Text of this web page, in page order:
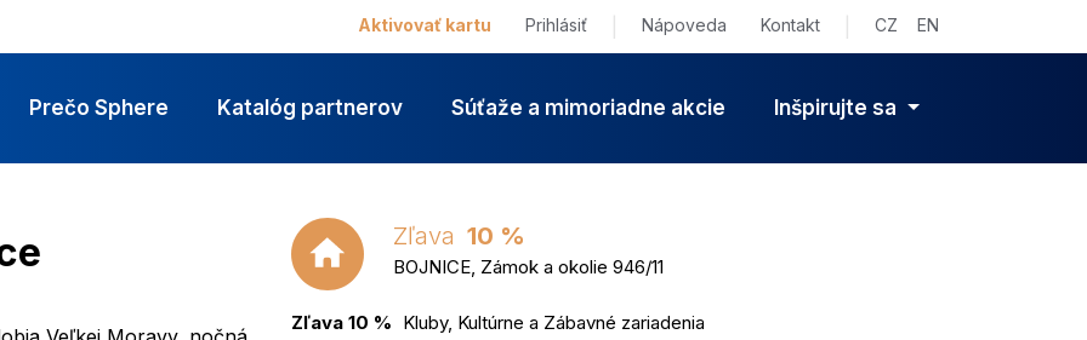
Aktivovať kartu Prihlásiť Nápoveda Kontakt CZ EN
Prečo Sphere Katalóg partnerov Súťaže a mimoriadne akcie Inšpirujte sa
Zľava 10 %
BOJNICE, Zámok a okolie 946/11
Zľava 10 % Kluby, Kultúrne a Zábavné zariadenia